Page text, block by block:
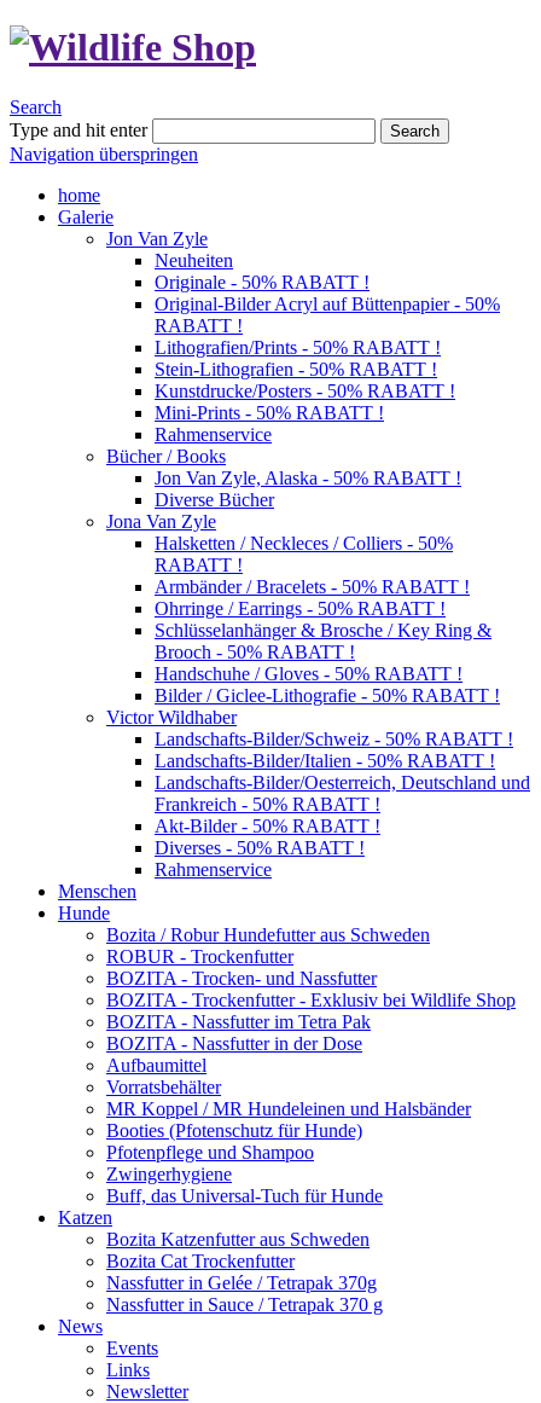
Search
Type and hit enter
Search
Navigation überspringen
home
Galerie
Jon Van Zyle
Neuheiten
Originale - 50% RABATT !
Original-Bilder Acryl auf Büttenpapier - 50%
RABATT !
Lithografien/Prints - 50% RABATT !
Stein-Lithografien - 50% RABATT !
Kunstdrucke/Posters - 50% RABATT !
Mini-Prints - 50% RABATT !
Rahmenservice
Bücher / Books
Jon Van Zyle, Alaska - 50% RABATT !
Diverse Bücher
Jona Van Zyle
Halsketten / Neckleces / Colliers - 50%
RABATT !
Armbänder / Bracelets - 50% RABATT !
Ohrringe / Earrings - 50% RABATT !
Schlüsselanhänger & Brosche / Key Ring &
Brooch - 50% RABATT !
Handschuhe / Gloves - 50% RABATT !
Bilder / Giclee-Lithografie - 50% RABATT !
Victor Wildhaber
Landschafts-Bilder/Schweiz - 50% RABATT !
Landschafts-Bilder/Italien - 50% RABATT !
Landschafts-Bilder/Oesterreich, Deutschland und
Frankreich - 50% RABATT !
Akt-Bilder - 50% RABATT !
Diverses - 50% RABATT !
Rahmenservice
Menschen
Hunde
Bozita / Robur Hundefutter aus Schweden
ROBUR - Trockenfutter
BOZITA - Trocken- und Nassfutter
BOZITA - Trockenfutter - Exklusiv bei Wildlife Shop
BOZITA - Nassfutter im Tetra Pak
BOZITA - Nassfutter in der Dose
Aufbaumittel
Vorratsbehälter
MR Koppel / MR Hundeleinen und Halsbänder
Booties (Pfotenschutz für Hunde)
Pfotenpflege und Shampoo
Zwingerhygiene
Buff, das Universal-Tuch für Hunde
Katzen
Bozita Katzenfutter aus Schweden
Bozita Cat Trockenfutter
Nassfutter in Gelée / Tetrapak 370g
Nassfutter in Sauce / Tetrapak 370 g
News
Events
Links
Newsletter